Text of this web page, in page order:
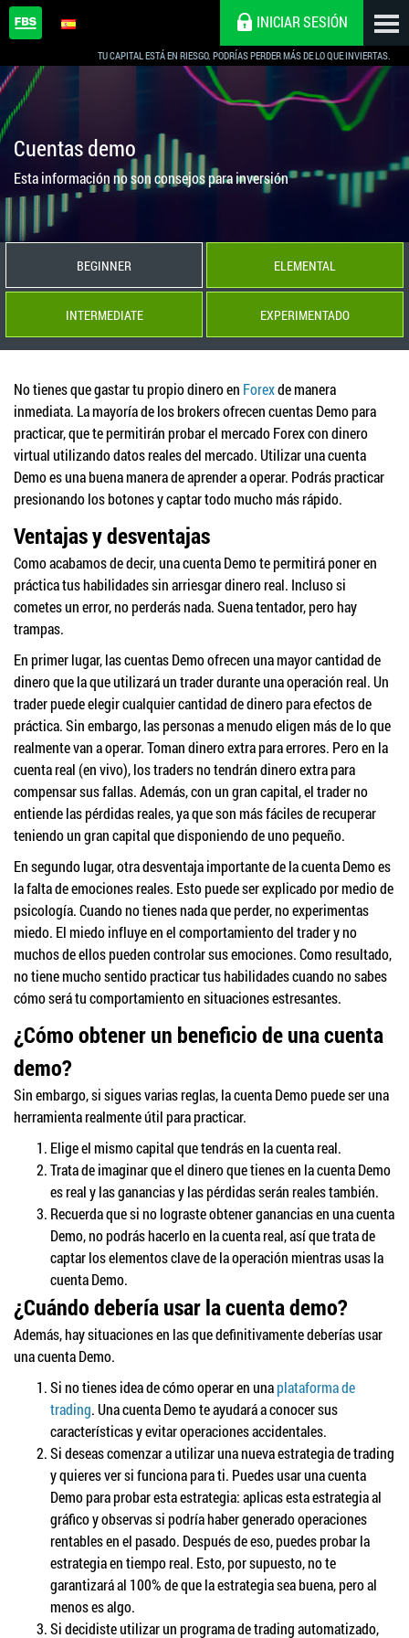
TU CAPITAL ESTÁ EN RIESGO. PODRÍAS PERDER MÁS DE LO QUE INVIERTAS.
INICIAR SESIÓN
Cuentas demo
Esta información no son consejos para inversión
BEGINNER ELEMENTAL
INTERMEDIATE EXPERIMENTADO
No tienes que gastar tu propio dinero en Forexde manera
inmediata. La mayoría de los brokers ofrecen cuentas Demo para
practicar, que te permitirán probar el mercado Forex con dinero
virtual utilizando datos reales del mercado. Utilizar una cuenta
Demo es una buena manera de aprender a operar. Podrás practicar
presionando los botones y captar todo mucho más rápido.
Ventajas y desventajas
Como acabamos de decir, una cuenta Demo te permitirá poner en
práctica tus habilidades sin arriesgar dinero real. Incluso si
cometes un error, no perderás nada. Suena tentador, pero hay
trampas.
En primer lugar, las cuentas Demo ofrecen una mayor cantidad de
dinero que la que utilizará un trader durante una operación real. Un
trader puede elegir cualquier cantidad de dinero para efectos de
práctica. Sin embargo, las personas a menudo eligen más de lo que
realmente van a operar. Toman dinero extra para errores. Pero en la
cuenta real (en vivo), los traders no tendrán dinero extra para
compensar sus fallas. Además, con un gran capital, el trader no
entiende las pérdidas reales, ya que son más fáciles de recuperar
teniendo un gran capital que disponiendo de uno pequeño.
En segundo lugar, otra desventaja importante de la cuenta Demo es
la falta de emociones reales. Esto puede ser explicado por medio de
psicología. Cuando no tienes nada que perder, no experimentas
miedo. El miedo influye en el comportamiento del trader y no
muchos de ellos pueden controlar sus emociones. Como resultado,
no tiene mucho sentido practicar tus habilidades cuando no sabes
cómo será tu comportamiento en situaciones estresantes.
¿Cómo obtener un beneficio de una cuenta
demo?
Sin embargo, si sigues varias reglas, la cuenta Demo puede ser una
herramienta realmente útil para practicar.
Elige el mismo capital que tendrás en la cuenta real.
Trata de imaginar que el dinero que tienes en la cuenta Demo
es real y las ganancias y las pérdidas serán reales también.
Recuerda que si no lograste obtener ganancias en una cuenta
Demo, no podrás hacerlo en la cuenta real, así que trata de
captar los elementos clave de la operación mientras usas la
cuenta Demo.
¿Cuándo debería usar la cuenta demo?
Además, hay situaciones en las que definitivamente deberías usar
una cuenta Demo.
Si no tienes idea de cómo operar en unaplataforma de
trading. Una cuenta Demo te ayudará a conocer sus
características y evitar operaciones accidentales.
Si deseas comenzar a utilizar una nueva estrategia de trading
y quieres ver si funciona para ti. Puedes usar una cuenta
Demo para probar esta estrategia: aplicas esta estrategia al
gráfico y observas si podría haber generado operaciones
rentables en el pasado. Después de eso, puedes probar la
estrategia en tiempo real. Esto, por supuesto, no te
garantizará al 100% de que la estrategia sea buena, pero al
menos es algo.
Si decidiste utilizar un programa de trading automatizado,